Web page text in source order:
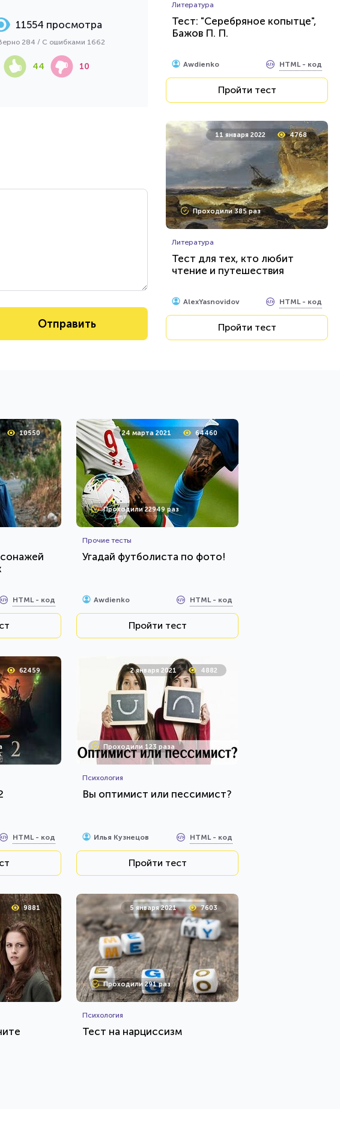
11554 просмотра
284 / С ошибками 1662
44 10
Литература
Тест: "Серебряное копытце",
Бажов П. П.
Awdienko HTML - код
Пройти тест
11 января 2022 4768
Проходили 385 раз
Литература
Тест для тех, кто любит
чтение и путешествия
AlexYasnovidov HTML - код
Пройти тест
10550
HTML - код
24 марта 2021 64460
Проходили 22949 раз
Прочие тесты
Угадай футболиста по фото!
Awdienko HTML - код
Пройти тест
62459
HTML - код
2 января 2021 4882
Проходили 123 раза
Психология
Вы оптимист или пессимист?
Илья Кузнецов HTML - код
Пройти тест
9881 5 января 2021 7603
Проходили 291 раз
Психология
Тест на нарциссизм